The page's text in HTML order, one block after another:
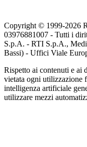
Copyright © 1999-2026
03976881007 - Tutti i
S.p.A. - RTI S.p.A.,
Bassi) - Uffici Viale
Rispetto ai contenuti e ai
vietata ogni utilizzazione
intelligenza artificiale
utilizzare mezzi